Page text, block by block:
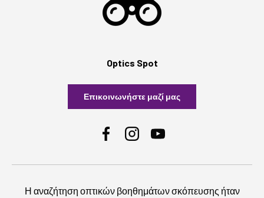
Optics Spot
Επικοινωνήστε μαζί μας
FacebookInstagramYouTube
Η αναζήτηση οπτικών βοηθημάτων σκόπευσης ήταν